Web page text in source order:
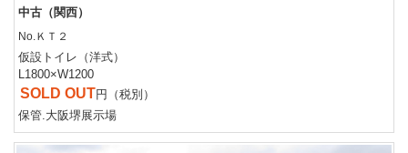
中古（関西）
No.ＫＴ２
仮設トイレ（洋式）
L1800×W1200
SOLD OUT円（税別）
保管.大阪堺展示場